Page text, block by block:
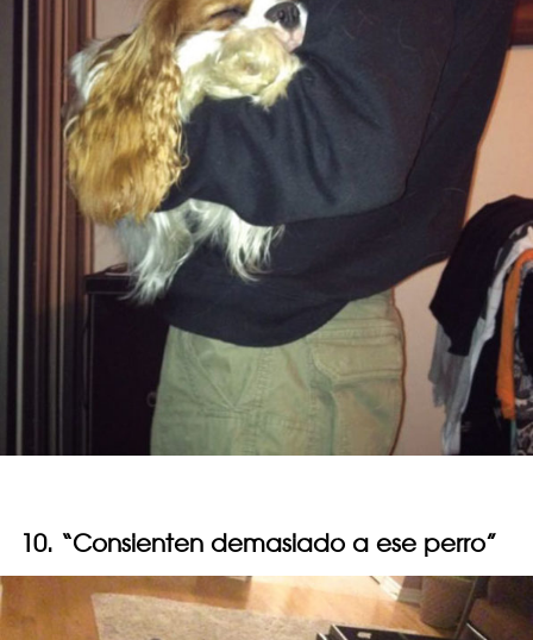
10. “Consienten demasiado a ese perro”